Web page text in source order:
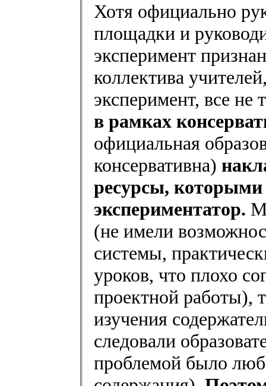
Хотя официально
площадки и
эксперимент
коллектива
эксперимент, все не
в рамках
официальная
консервативна)
ресурсы, которыми
экспериментатор.
(не имели
системы,
уроков, что плохо
проектной работы),
изучения
следовали
проблемой было